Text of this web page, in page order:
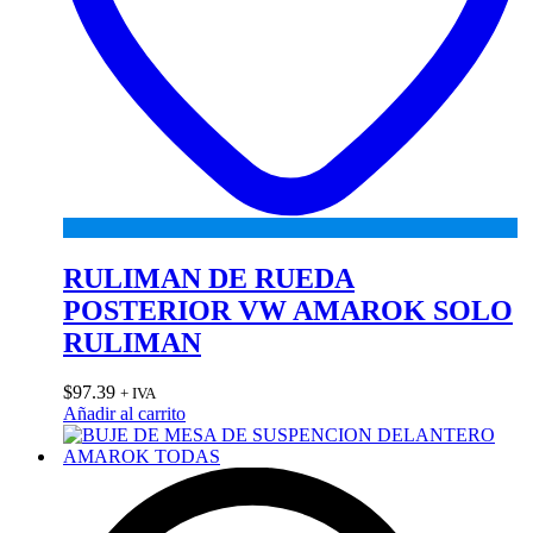
RULIMAN DE RUEDA
POSTERIOR VW AMAROK SOLO
RULIMAN
$97.39 + IVA
Añadir al carrito